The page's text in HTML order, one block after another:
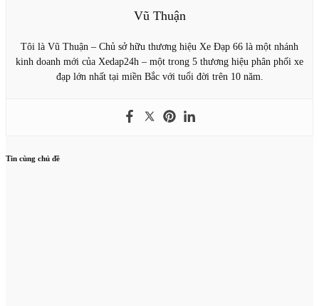
Vũ Thuận
Tôi là Vũ Thuận – Chủ sở hữu thương hiệu Xe Đạp 66 là một nhánh
kinh doanh mới của Xedap24h – một trong 5 thương hiệu phân phối xe
đạp lớn nhất tại miền Bắc với tuổi đời trên 10 năm.
Tin cùng chủ đề